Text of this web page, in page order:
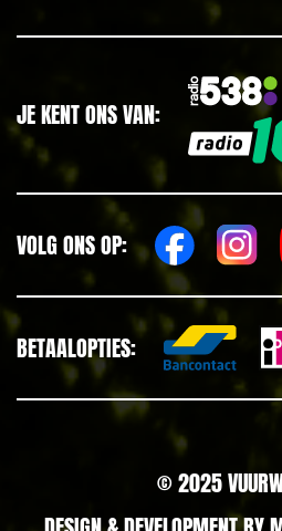
JE KENT ONS VAN:
VOLG ONS OP:
BETAALOPTIES:
© 2025